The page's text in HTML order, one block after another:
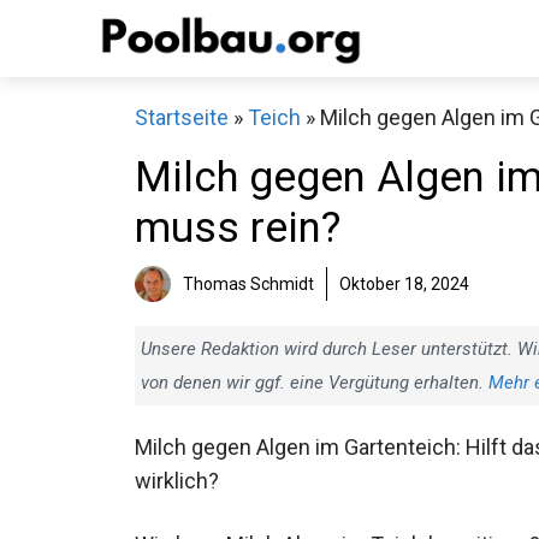
Startseite »Teich » Milch gegen Algen im
Milch gegen Algen
muss rein?
Thomas Schmidt Oktober 18, 2024
Unsere Redaktion wird durch Leser unterstützt.
von denen wir ggf. eine Vergütung erhalten. Mehr
Milch gegen Algen im Gartenteich: Hilft
wirklich?